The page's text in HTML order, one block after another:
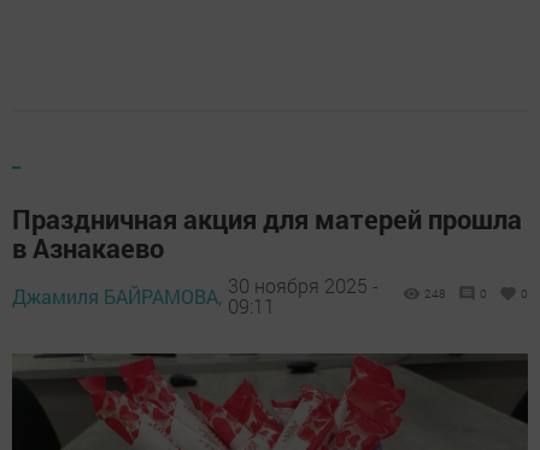
Праздничная акция для матерей прошла
в Азнакаево
Джамиля БАЙРАМОВА, 30 ноября 2025 -
09:11
248 0 0